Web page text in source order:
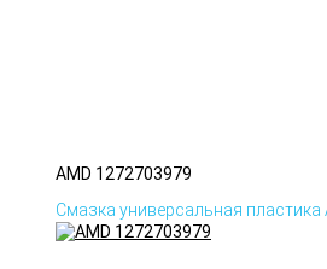
AMD 1272703979
Смазка универсальная